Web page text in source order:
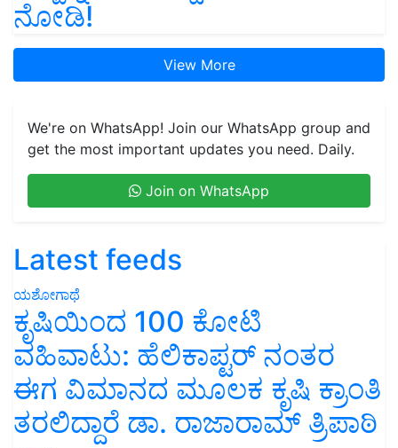
ನೋಡಿ!
View More
We're on WhatsApp! Join our WhatsApp group and
get the most important updates you need. Daily.
Join on WhatsApp
Latest feeds
ಯಶೋಗಾಥೆ
ಕೃಷಿಯಿಂದ 100 ಕೋಟಿ
ವಹಿವಾಟು: ಹೆಲಿಕಾಪ್ಟರ್ ನಂತರ
ಈಗ ವಿಮಾನದ ಮೂಲಕ ಕೃಷಿ ಕ್ರಾಂತಿ
ತರಲಿದ್ದಾರೆ ಡಾ. ರಾಜಾರಾಮ್ ತ್ರಿಪಾಠಿ